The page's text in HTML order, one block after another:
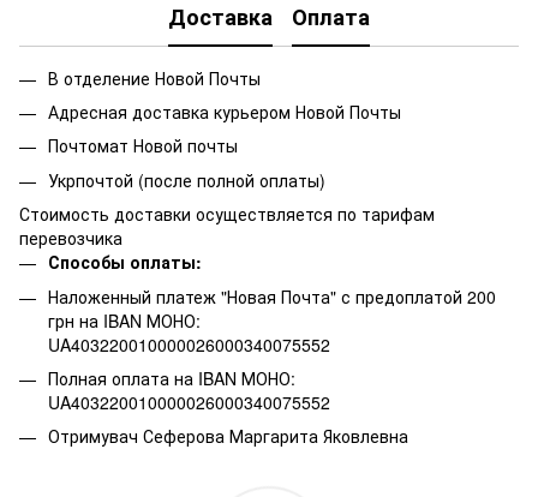
Доставка Оплата
В отделение Новой Почты
Адресная доставка курьером Новой Почты
Почтомат Новой почты
Укрпочтой (после полной оплаты)
Стоимость доставки осуществляется по тарифам
перевозчика
Способы оплаты:
Наложенный платеж "Новая Почта" с предоплатой 200
грн на IBAN МОНО:
UA403220010000026000340075552
Полная оплата на IBAN МОНО:
UA403220010000026000340075552
Отримувач Сеферова Маргарита Яковлевна